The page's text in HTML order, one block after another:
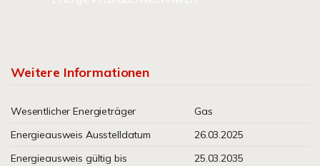
Weitere Informationen
Wesentlicher Energieträger
Gas
Energieausweis Ausstelldatum
26.03.2025
Energieausweis gültig bis
25.03.2035